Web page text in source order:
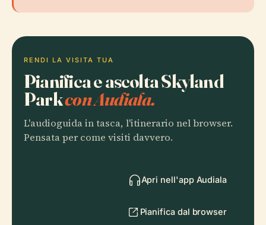
RENDI LA VISITA TUA
Pianifica e ascolta Skyland
Parkcon Audiala.
L'audioguida in tasca, l'itinerario nel browser.
Pensata per come visiti davvero.
Apri nell'app Audiala
Pianifica dal browser